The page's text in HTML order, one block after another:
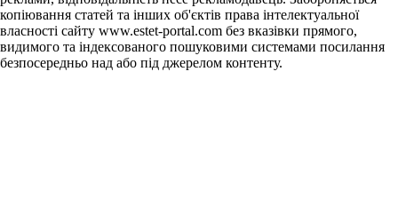
копіювання статей та інших об'єктів права інтелектуальної
власності сайту www.estet-portal.com без вказівки прямого,
видимого та індексованого пошуковими системами посилання
безпосередньо над або під джерелом контенту.